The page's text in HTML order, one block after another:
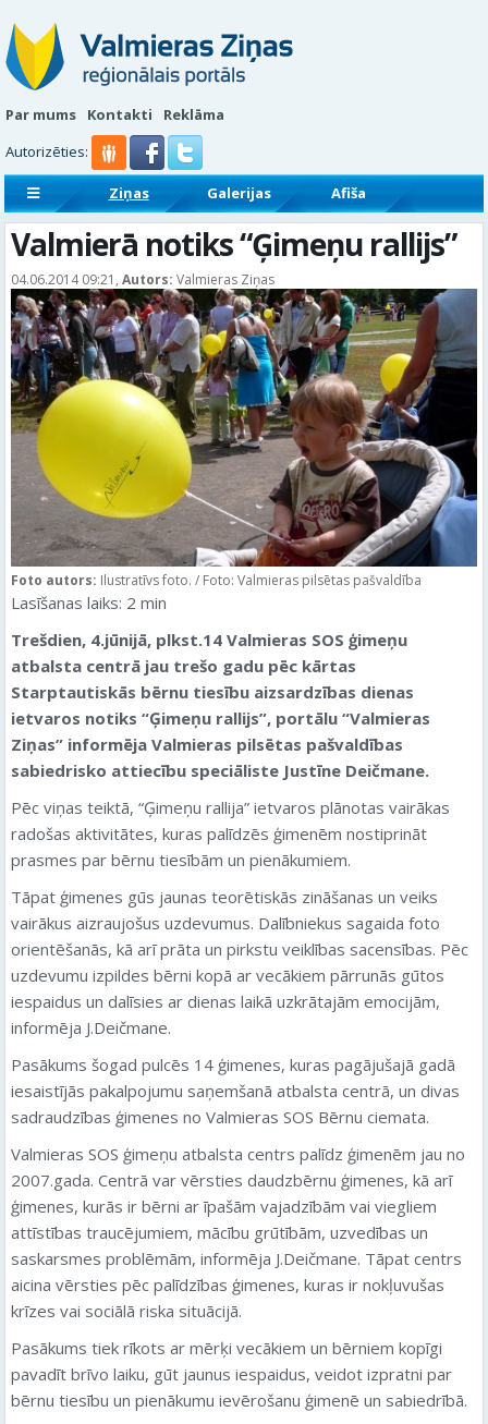
Par mums Kontakti
Reklāma
Autorizēties:
Ziņas Galerijas
Afiša
Sludinājumi
Reklāmraksti
Valmierā notiks “Ģimeņu rallijs”
04.06.2014 09:21, Autors: Valmieras Ziņas
Foto autors: Ilustratīvs foto. / Foto: Valmieras pilsētas pašvaldība
Lasīšanas laiks: 2 min
Trešdien, 4.jūnijā, plkst.14 Valmieras SOS ģimeņu
atbalsta centrā jau trešo gadu pēc kārtas
Starptautiskās bērnu tiesību aizsardzības dienas
ietvaros notiks “Ģimeņu rallijs”, portālu “Valmieras
Ziņas” informēja Valmieras pilsētas pašvaldības
sabiedrisko attiecību speciāliste Justīne Deičmane.
Pēc viņas teiktā, “Ģimeņu rallija” ietvaros plānotas vairākas
radošas aktivitātes, kuras palīdzēs ģimenēm nostiprināt
prasmes par bērnu tiesībām un pienākumiem.
Tāpat ģimenes gūs jaunas teorētiskās zināšanas un veiks
vairākus aizraujošus uzdevumus. Dalībniekus sagaida foto
orientēšanās, kā arī prāta un pirkstu veiklības sacensības. Pēc
uzdevumu izpildes bērni kopā ar vecākiem pārrunās gūtos
iespaidus un dalīsies ar dienas laikā uzkrātajām emocijām,
informēja J.Deičmane.
Pasākums šogad pulcēs 14 ģimenes, kuras pagājušajā gadā
iesaistījās pakalpojumu saņemšanā atbalsta centrā, un divas
sadraudzības ģimenes no Valmieras SOS Bērnu ciemata.
Valmieras SOS ģimeņu atbalsta centrs palīdz ģimenēm jau no
2007.gada. Centrā var vērsties daudzbērnu ģimenes, kā arī
ģimenes, kurās ir bērni ar īpašām vajadzībām vai viegliem
attīstības traucējumiem, mācību grūtībām, uzvedības un
saskarsmes problēmām, informēja J.Deičmane. Tāpat centrs
aicina vērsties pēc palīdzības ģimenes, kuras ir nokļuvušas
krīzes vai sociālā riska situācijā.
Pasākums tiek rīkots ar mērķi vecākiem un bērniem kopīgi
pavadīt brīvo laiku, gūt jaunus iespaidus, veidot izpratni par
bērnu tiesību un pienākumu ievērošanu ģimenē un sabiedrībā.